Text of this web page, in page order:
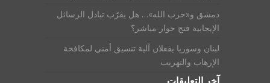
دمشق و«حزب الله»… هل يقرّب تبادل الرسائل
الإيجابية فتح حوار مباشر؟
لبنان وسوريا يفعلان آلية تنسيق أمني لمكافحة
الإرهاب والتهريب
آخر التعليقات